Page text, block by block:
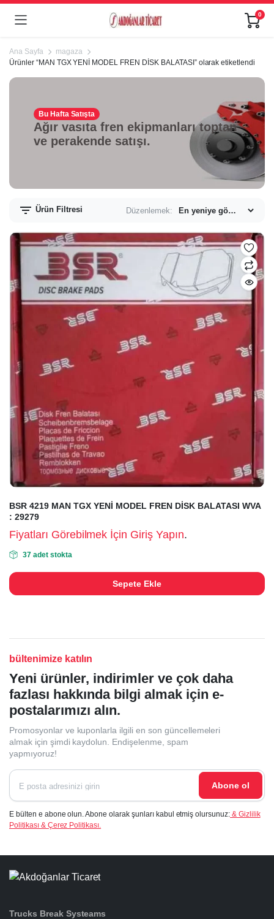
0
Ana Sayfa
magaza
Ürünler “MAN TGX YENİ MODEL FREN DİSK BALATASI” olarak etiketlendi
Bu Hafta Satışta
Ağır vasıta fren ekipmanları toptan
ve perakende satışı.
Ürün Filtresi Düzenlemek:
BSR 4219 MAN TGX YENİ MODEL FREN DİSK BALATASI WVA
: 29279
Fiyatları Görebilmek İçin Giriş Yapın.
37 adet stokta
Sepete Ekle
bültenimize katılın
Yeni ürünler, indirimler ve çok daha
fazlası hakkında bilgi almak için e-
postalarımızı alın.
Promosyonlar ve kuponlarla ilgili en son güncellemeleri
almak için şimdi kaydolun. Endişelenme, spam
yapmıyoruz!
Abone ol
E bülten e abone olun. Abone olarak şunları kabul etmiş olursunuz: & Gizlilik
Politikası & Çerez Politikası.
Trucks Break Systeams